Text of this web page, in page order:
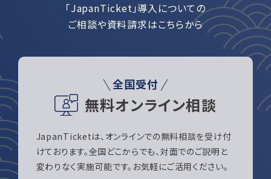
「JapanTicket」導入についての
ご相談や資料請求はこちらから
全国受付
無料オンライン相談
JapanTicketは、オンラインでの無料相談を受け付
けております。全国どこからでも、対面でのご説明と
変わりなく実施可能です。お気軽にご活用ください。